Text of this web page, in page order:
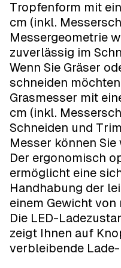
Tropfenform mit
cm (inkl.
Messergeometrie
zuverlässig im
Wenn Sie Gräser
schneiden
Grasmesser mit
cm (inkl.
Schneiden und
Messer können
Der ergonomisch
ermöglicht eine
Handhabung der
einem Gewicht von
Die LED-
zeigt Ihnen auf
verbleibende